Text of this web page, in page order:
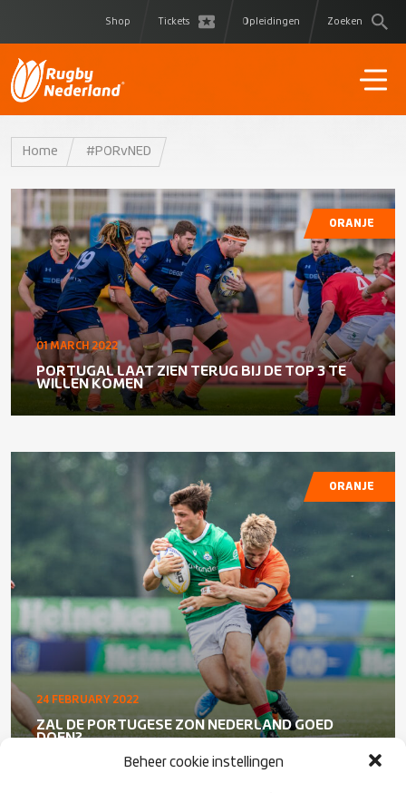
Beheer cookie instellingen
Shop Tickets Opleidingen Zoeken
Home #PORvNED
01 MARCH 2022
PORTUGAL LAAT ZIEN TERUG BIJ DE TOP 3 TE
WILLEN KOMEN
ORANJE
24 FEBRUARY 2022
ZAL DE PORTUGESE ZON NEDERLAND GOED
DOEN?
ORANJE